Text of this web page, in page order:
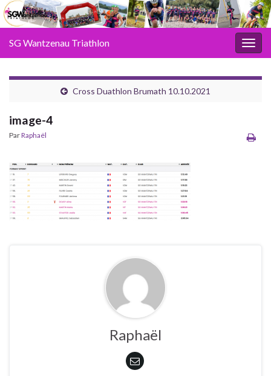
SG Wantzenau Triathlon
Cross Duathlon Brumath 10.10.2021
image-4
ParRaphaël
Raphaël